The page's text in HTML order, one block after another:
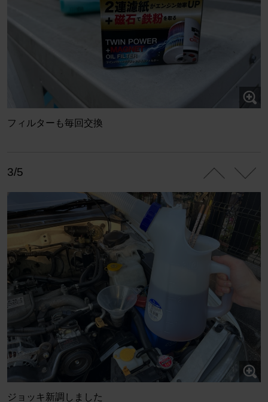
フィルターも毎回交換
3/5
ジョッキ新調しました